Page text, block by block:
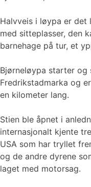
Halvveis i løypa er det
med sitteplasser, den
barnehage på tur, et
Bjørneløypa starter og
Fredrikstadmarka og
en kilometer lang.
Stien ble åpnet i
internasjonalt kjente
USA som har tryllet
og de andre dyrene
laget med motorsag.